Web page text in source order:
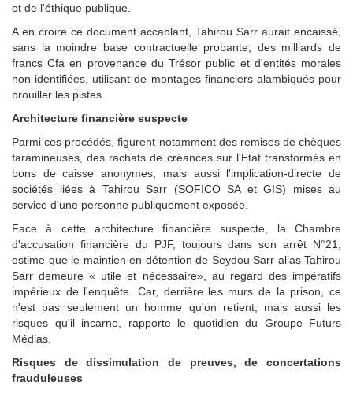
et de l'éthique publique.
A en croire ce document accablant, Tahirou Sarr aurait encaissé,
sans la moindre base contractuelle probante, des milliards de
francs Cfa en provenance du Trésor public et d'entités morales
non identifiées, utilisant de montages financiers alambiqués pour
brouiller les pistes.
Architecture financière suspecte
Parmi ces procédés, figurent notamment des remises de chèques
faramineuses, des rachats de créances sur l'Etat transformés en
bons de caisse anonymes, mais aussi l'implication-directe de
sociétés liées à Tahirou Sarr (SOFICO SA et GIS) mises au
service d'une personne publiquement exposée.
Face à cette architecture financière suspecte, la Chambre
d'accusation financière du PJF, toujours dans son arrêt N°21,
estime que le maintien en détention de Seydou Sarr alias Tahirou
Sarr demeure « utile et nécessaire», au regard des impératifs
impérieux de l'enquête. Car, derrière les murs de la prison, ce
n'est pas seulement un homme qu'on retient, mais aussi les
risques qu'il incarne, rapporte le quotidien du Groupe Futurs
Médias.
Risques de dissimulation de preuves, de concertations
frauduleuses